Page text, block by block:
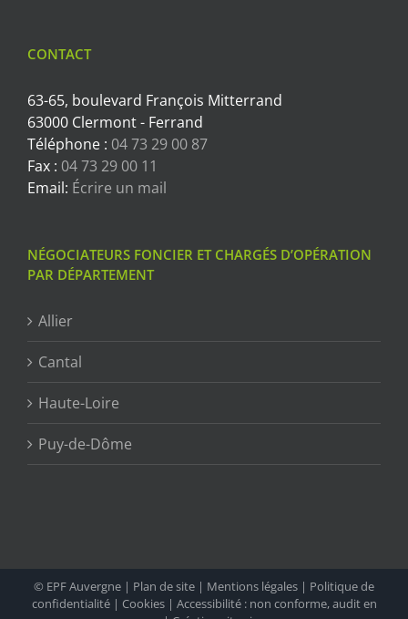
CONTACT
63-65, boulevard François Mitterrand
63000 Clermont - Ferrand
Téléphone : 04 73 29 00 87
Fax : 04 73 29 00 11
Email: Écrire un mail
NÉGOCIATEURS FONCIER ET CHARGÉS D’OPÉRATION
PAR DÉPARTEMENT
Allier
Cantal
Haute-Loire
Puy-de-Dôme
© EPF Auvergne | Plan de site | Mentions légales | Politique de
confidentialité| Cookies| Accessibilité : non conforme, audit en